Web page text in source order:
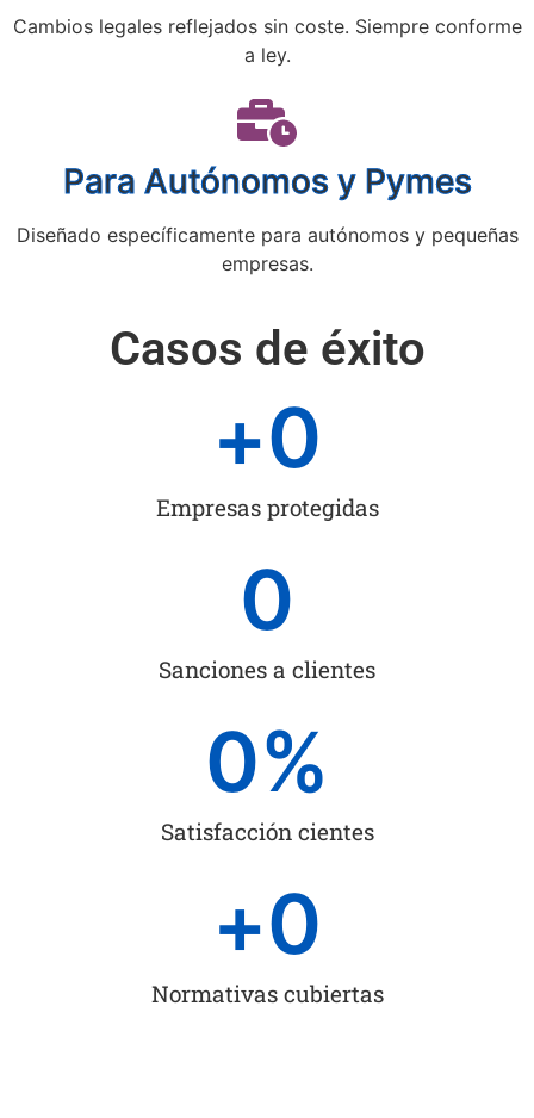
Cambios legales reflejados sin coste. Siempre conforme
a ley.
Para Autónomos y Pymes
Diseñado específicamente para autónomos y pequeñas
empresas.
Casos de éxito
Empresas protegidas
+0
Sanciones a clientes
0
Satisfacción cientes
0%
Normativas cubiertas
+0